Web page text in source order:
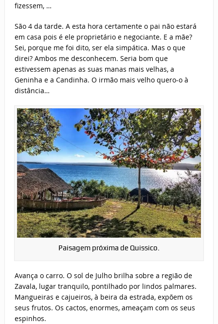
fizessem, …
São 4 da tarde. A esta hora certamente o pai não estará
em casa pois é ele proprietário e negociante. E a mãe?
Sei, porque me foi dito, ser ela simpática. Mas o que
direi? Ambos me desconhecem. Seria bom que
estivessem apenas as suas manas mais velhas, a
Geninha e a Candinha. O irmão mais velho quero-o à
distância…
Paisagem próxima de Quissico.
Avança o carro. O sol de Julho brilha sobre a região de
Zavala, lugar tranquilo, pontilhado por lindos palmares.
Mangueiras e cajueiros, à beira da estrada, expõem os
seus frutos. Os cactos, enormes, ameaçam com os seus
espinhos.